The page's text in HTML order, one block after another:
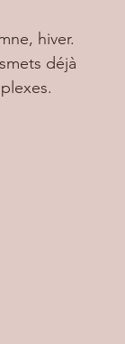
hiver.
déjà